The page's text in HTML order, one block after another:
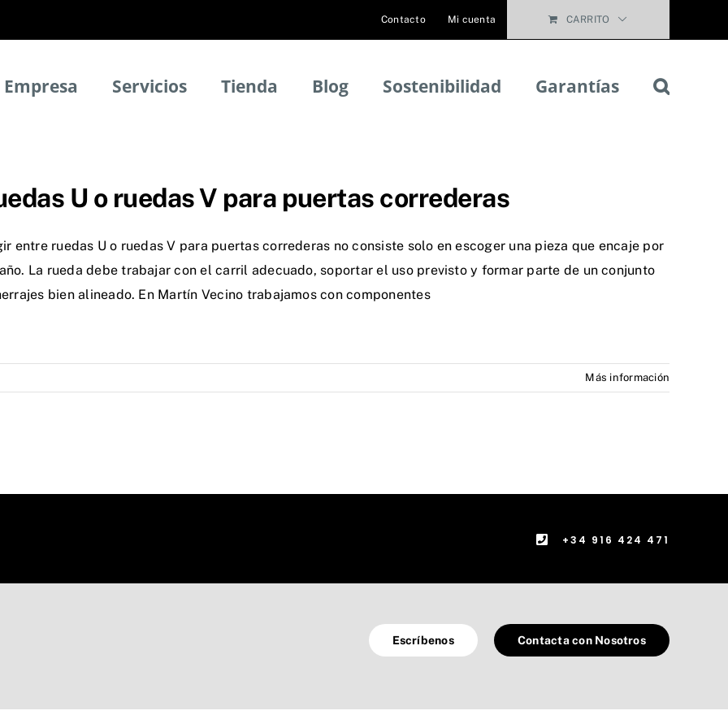
Contacto Mi cuenta CARRITO
Empresa Servicios Tienda Blog Sostenibilidad Garantías
U o ruedas V para puertas correderas
entre ruedas U o ruedas V para puertas correderas no consiste solo en escoger una pieza que encaje por
La rueda debe trabajar con el carril adecuado, soportar el uso previsto y formar parte de un conjunto
bien alineado. En Martín Vecino trabajamos con componentes
Más información
+34 916 424 471
Escríbenos Contacta con Nosotros